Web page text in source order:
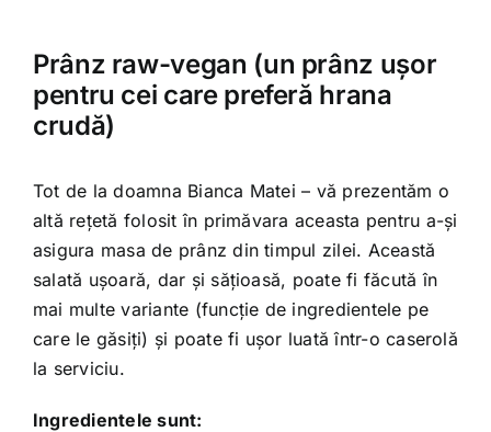
Tratamente naturale
Prânz raw-vegan (un prânz ușor
pentru cei care preferă hrana
crudă)
Tot de la doamna Bianca Matei – vă prezentăm o
altă rețetă folosit în primăvara aceasta pentru a-și
asigura masa de prânz din timpul zilei. Această
salată ușoară, dar și sățioasă, poate fi făcută în
mai multe variante (funcție de ingredientele pe
care le găsiți) și poate fi ușor luată într-o caserolă
la serviciu.
Ingredientele sunt: